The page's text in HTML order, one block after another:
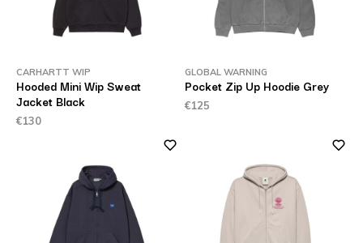
CARHARTT WIP
Hooded Mini Wip Sweat
Jacket Black
€130
GLOBAL WARNING
Pocket Zip Up Hoodie Grey
€125